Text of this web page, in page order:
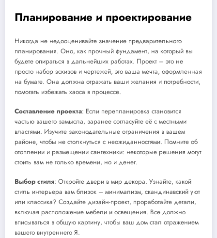
Планирование и проектирование
Никогда не недооценивайте значение предварительного
планирования. Оно, как прочный фундамент, на который вы
будете опираться в дальнейших работах. Проект – это не
просто набор эскизов и чертежей, это ваша мечта, оформленная
на бумаге. Она должна отражать ваши желания и потребности,
помогать избежать хаоса в процессе.
Составление проекта: Если перепланировка становится
частью вашего замысла, заранее согласуйте её с местными
властями. Изучите законодательные ограничения в вашем
районе, чтобы не столкнуться с неожиданностями. Помните об
отоплении и размещении сантехники: некоторые решения могут
стоить вам не только времени, но и денег.
Выбор стиля: Откройте двери в мир декора. Узнайте, какой
стиль интерьера вам близок – минимализм, скандинавский уют
или классика? Создайте дизайн-проект, проработайте детали,
включая расположение мебели и освещения. Все должно
вписываться в общую картину, чтобы ваш дом стал отражением
вашего внутреннего Я.